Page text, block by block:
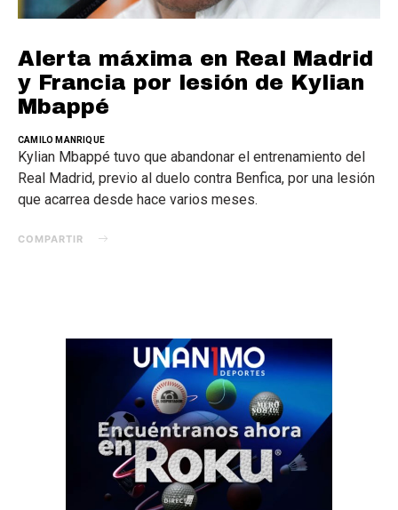
Alerta máxima en Real Madrid
y Francia por lesión de Kylian
Mbappé
CAMILO MANRIQUE
Kylian Mbappé tuvo que abandonar el entrenamiento del
Real Madrid, previo al duelo contra Benfica, por una lesión
que acarrea desde hace varios meses.
COMPARTIR